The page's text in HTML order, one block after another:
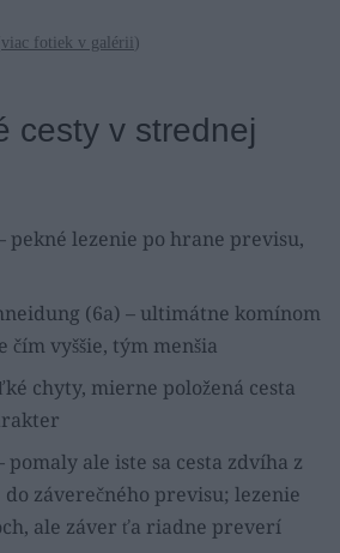
viac fotiek v galérii )
cesty v strednej
pekné lezenie po hrane previsu,
(6a) – ultimátne komínom
čím vyššie, tým menšia
chyty, mierne položená cesta
pomaly ale iste sa cesta zdvíha z
záverečného previsu; lezenie
ale záver ťa riadne preverí